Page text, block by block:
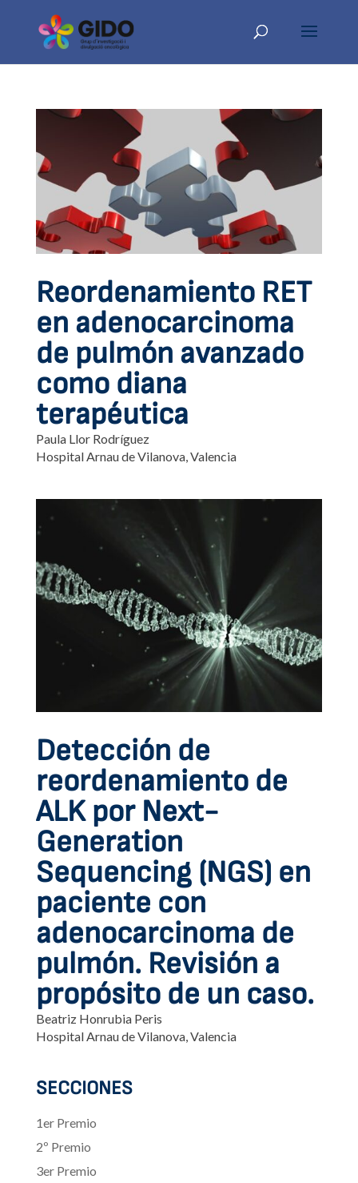
Reordenamiento RET
en adenocarcinoma
de pulmón avanzado
como diana
terapéutica
Paula Llor Rodríguez
Hospital Arnau de Vilanova, Valencia
Detección de
reordenamiento de
ALK por Next-
Generation
Sequencing (NGS) en
paciente con
adenocarcinoma de
pulmón. Revisión a
propósito de un caso.
Beatriz Honrubia Peris
Hospital Arnau de Vilanova, Valencia
SECCIONES
1er Premio
2º Premio
3er Premio